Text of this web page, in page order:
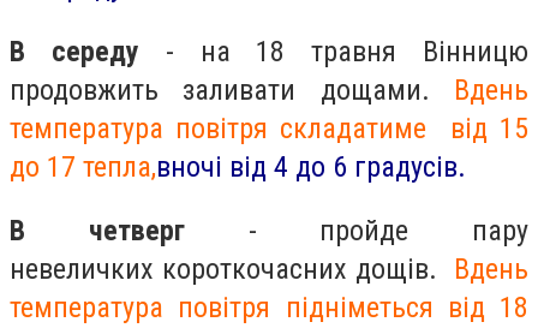
В середу - на 18 травня Вінницю
продовжить заливати дощами. Вдень
температура повітря складатиме від 15
до 17 тепла,вночі від 4 до 6 градусів.
В четверг- пройде пару
невеличких короткочасних дощів. Вдень
температура повітря підніметься від 18